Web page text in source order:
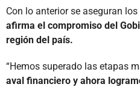
Con lo anterior se aseguran
afirma el compromiso del
región del país.
“Hemos superado las etapas
aval financiero y ahora